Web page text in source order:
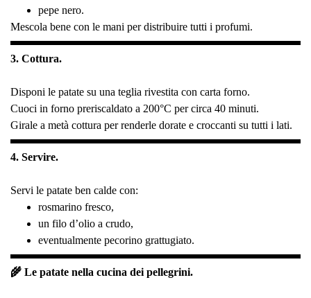
pepe nero.
Mescola bene con le mani per distribuire tutti i profumi.
3. Cottura.
Disponi le patate su una teglia rivestita con carta forno.
Cuoci in forno preriscaldato a 200°C per circa 40 minuti.
Girale a metà cottura per renderle dorate e croccanti su tutti i lati.
4. Servire.
Servi le patate ben calde con:
rosmarino fresco,
un filo d’olio a crudo,
eventualmente pecorino grattugiato.
🌾 Le patate nella cucina dei pellegrini.